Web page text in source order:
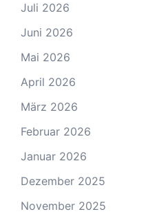
Juli 2026
Juni 2026
Mai 2026
April 2026
März 2026
Februar 2026
Januar 2026
Dezember 2025
November 2025